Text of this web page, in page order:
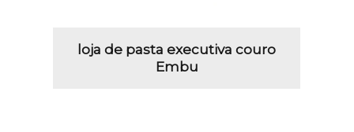
loja de pasta executiva couro
Embu